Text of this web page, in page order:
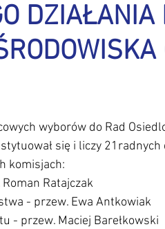
Inne Interesujące
Mała architektura
DZIAŁANIA
wyborów do Rad
się i liczy 21radnych
komisjach:
Ratajczak
- przew. Ewa Antkowiak
- przew. Maciej Barełkowski